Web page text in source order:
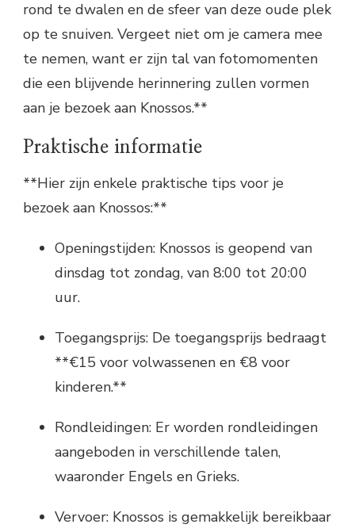
rond te dwalen en de sfeer van deze oude plek
op te snuiven. Vergeet niet om je camera mee
te nemen, want er zijn tal van fotomomenten
die een blijvende herinnering zullen vormen
aan je bezoek aan Knossos.**
Praktische informatie
**Hier zijn enkele praktische tips voor je
bezoek aan Knossos:**
Openingstijden: Knossos is geopend van
dinsdag tot zondag, van 8:00 tot 20:00
uur.
Toegangsprijs: De toegangsprijs bedraagt
**€15 voor volwassenen en €8 voor
kinderen.**
Rondleidingen: Er worden rondleidingen
aangeboden in verschillende talen,
waaronder Engels en Grieks.
Vervoer: Knossos is gemakkelijk bereikbaar